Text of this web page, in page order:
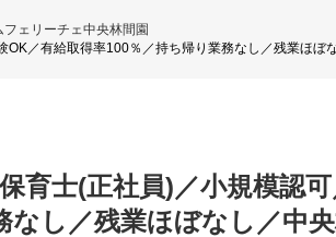
フェリーチェ中央林間園
OK／有給取得率100％／持ち帰り業務なし／残業ほぼ
育士(正社員)／小規模認
なし／残業ほぼなし／中